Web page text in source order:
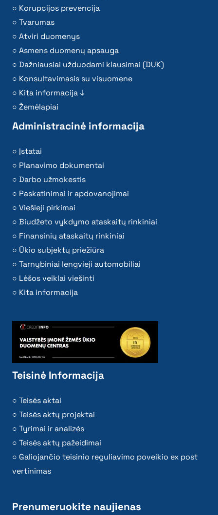
Korupcijos prevencija
Tvarumas
Atviri duomenys
Asmens duomenų apsauga
Dažniausiai užduodami klausimai (DUK)
Konsultavimasis su visuomene
Kita informacija ↓
Žemėlapiai
Administracinė informacija
Įstatai
Planavimo dokumentai
Darbo užmokestis
Paskatinimai ir apdovanojimai
Viešieji pirkimai
Biudžeto vykdymo ataskaitų rinkiniai
Finansinių ataskaitų rinkiniai
Ūkio subjektų priežiūra
Tarnybiniai lengvieji automobiliai
Lėšos veiklai viešinti
Kita informacija
Teisinė Informacija
Teisės aktai
Teisės aktų projektai
Tyrimai ir analizės
Teisės aktų pažeidimai
Galiojančio teisinio reguliavimo poveikio ex post
vertinimas
Prenumeruokite naujienas